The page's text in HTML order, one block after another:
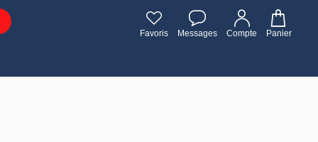
Favoris Messages Compte Panier